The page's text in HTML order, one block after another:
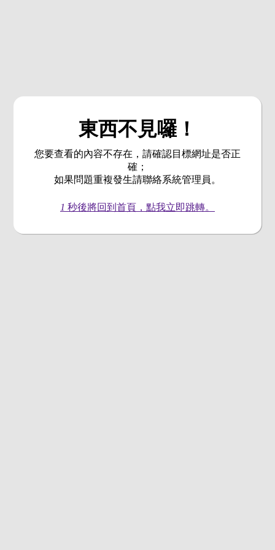
東西不見囉！
您要查看的內容不存在，請確認目標網址是否正
確；
如果問題重複發生請聯絡系統管理員。
1 秒後將回到首頁，點我立即跳轉。